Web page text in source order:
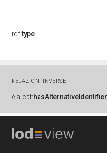
rdf:type
RELAZIONI INVERSE
è a-cat:hasAlternativeIdentifier